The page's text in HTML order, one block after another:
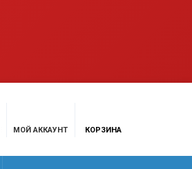
МОЙ АККАУНТ КОРЗИНА